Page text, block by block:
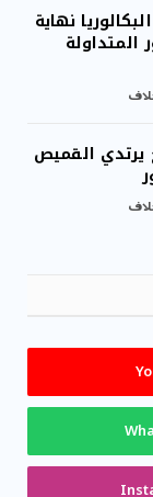
نهاية
يرتدي القميص